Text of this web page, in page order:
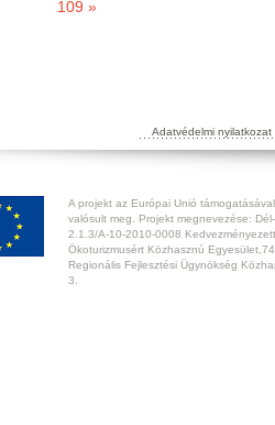
109 »
Adatvédelmi nyilatkozat
A projekt az Európai Unió
valósult meg. Projekt megnevezése:
2.1.3/A-10-2010-0008
Ökoturizmusért Közhasznú
Regionális Fejlesztési Ügynökség
3.